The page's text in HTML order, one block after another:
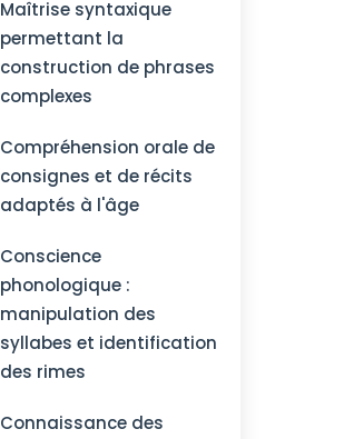
Maîtrise syntaxique
permettant la
construction de phrases
complexes
Compréhension orale de
consignes et de récits
adaptés à l'âge
Conscience
phonologique :
manipulation des
syllabes et identification
des rimes
Connaissance des